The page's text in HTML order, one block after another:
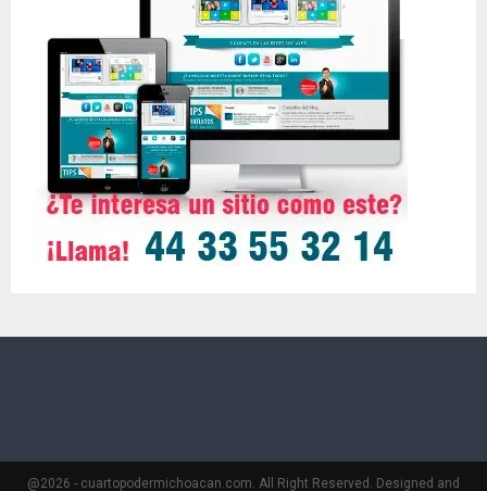
@2026 - cuartopodermichoacan.com. All Right Reserved. Designed and